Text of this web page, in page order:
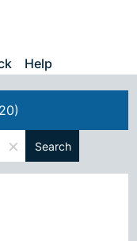
Help
× Search